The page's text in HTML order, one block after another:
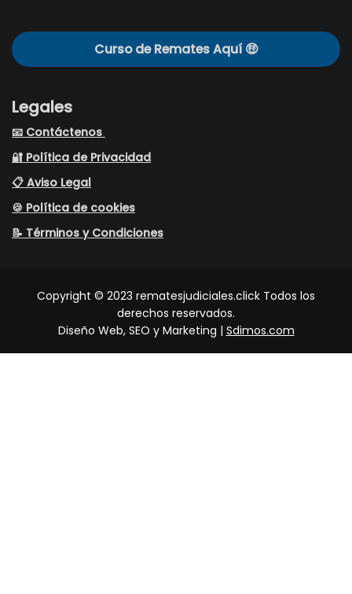
Curso de Remates Aquí 🤑
Legales
📧 Contáctenos
🔐 Política de Privacidad
📋 Aviso Legal
🍪 Política de cookies
📝 Términos y Condiciones
Copyright © 2023 rematesjudiciales.click Todos los
derechos reservados.
Diseño Web, SEO y Marketing | Sdimos.com